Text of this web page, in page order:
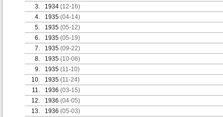
3.
1934 (12-16)
4.
1935 (04-14)
5.
1935 (05-12)
6.
1935 (05-19)
7.
1935 (09-22)
8.
1935 (10-06)
9.
1935 (11-10)
10.
1935 (11-24)
11.
1936 (03-15)
12.
1936 (04-05)
13.
1936 (05-03)